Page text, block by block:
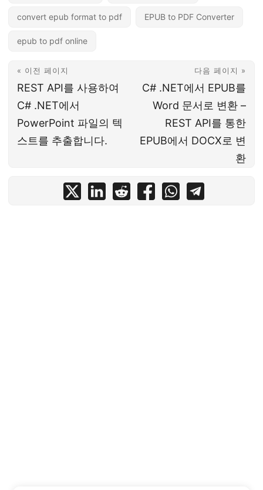
convert epub format to pdf EPUB to PDF Converter
epub to pdf online
« 이전 페이지
REST API를 사용하여
C# .NET에서
PowerPoint 파일의 텍
스트를 추출합니다.
다음 페이지 »
C# .NET에서 EPUB를
Word 문서로 변환 –
REST API를 통한
EPUB에서 DOCX로 변
환